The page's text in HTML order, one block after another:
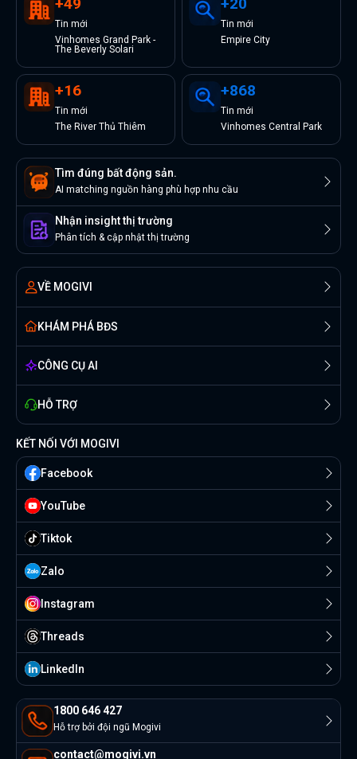
Tin mới
Vinhomes Grand Park -
The Beverly Solari
Tin mới
Empire City
+16
Tin mới
The River Thủ Thiêm
+868
Tin mới
Vinhomes Central Park
Tìm đúng bất động sản.
AI matching nguồn hàng phù hợp nhu cầu
Nhận insight thị trường
Phân tích & cập nhật thị trường
VỀ MOGIVI
KHÁM PHÁ BĐS
CÔNG CỤ AI
HỖ TRỢ
1800 646 427
Hỗ trợ bởi đội ngũ Mogivi
contact@mogivi.vn
KẾT NỐI VỚI MOGIVI
Facebook
YouTube
Tiktok
Zalo
Instagram
Threads
Linkedln